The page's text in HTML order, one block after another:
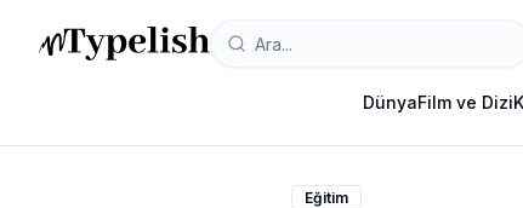
DünyaFilm ve Dizi
Eğitim